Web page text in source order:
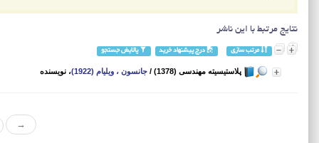
نتایج مرتبط با این ناشر
مرتب سازی درج پیشنهاد خرید پالایش جستجو
پلاستیسیته مهندسی (1378) / جانسون ، ویلیام (1922) ، نویسنده
→